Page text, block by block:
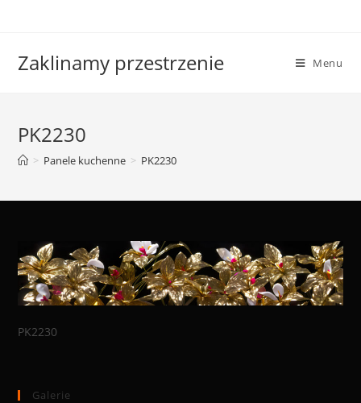
Zaklinamy przestrzenie Menu
PK2230
> Panele kuchenne > PK2230
PK2230
Galerie